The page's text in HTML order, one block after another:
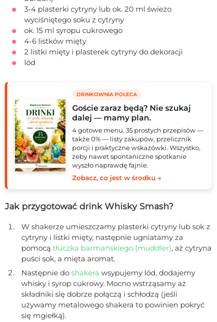
3-4 plasterki cytryny lub ok. 20 ml świeżo
wyciśniętego soku z cytryny
ok. 15 ml syropu cukrowego
4-6 listków mięty
2 listki mięty i plasterek cytryny do dekoracji
lód
DRINKOWNIA POLECA
Goście zaraz będą? Nie szukaj
dalej — mamy plan.
4 gotowe menu, 35 prostych przepisów —
także 0% — listy zakupów, przelicznik
porcji i praktyczne wskazówki. Wszystko,
żeby nawet spontaniczne spotkanie
wyszło naprawdę fajnie.
Zobacz, co jest w środku →
Jak przygotować drink Whisky Smash?
W shakerze umieszczamy plasterki cytryny lub sok z
cytryny i listki mięty, następnie ugniatamy za
pomocą tłuczka barmańskiego (muddler), aż cytryna
puści sok, a mięta aromat.
Następnie do shakera wsypujemy lód, dodajemy
whisky i syrop cukrowy. Mocno wstrząsamy aż
składniki się dobrze połączą i schłodzą (jeśli
używamy metalowego shakera to powinien pokryć
się mgiełką).